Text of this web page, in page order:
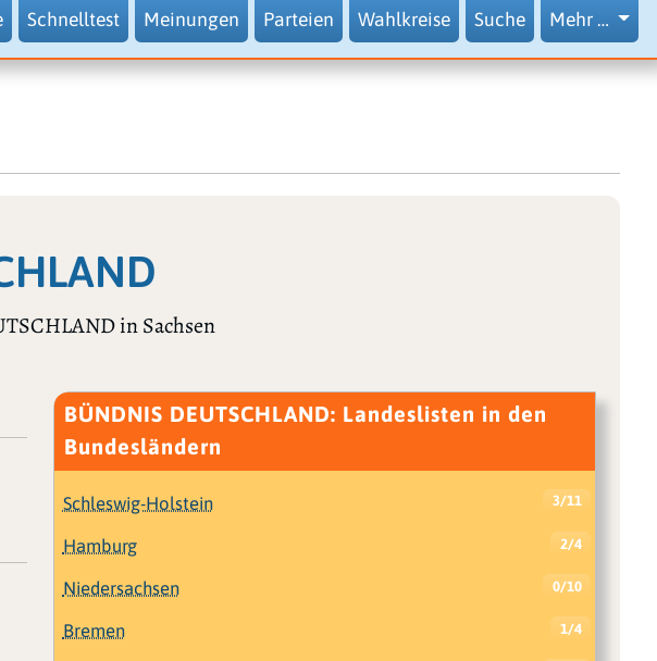
Schnelltest Meinungen Parteien Wahlkreise Suche Mehr …
in Sachsen
BÜNDNIS DEUTSCHLAND: Landeslisten in den
Bundesländern
Schleswig-Holstein 3/11
Hamburg 2/4
Niedersachsen 0/10
Bremen 1/4